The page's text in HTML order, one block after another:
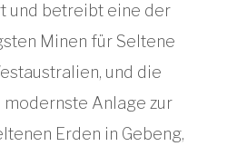
und betreibt eine der
Minen für Seltene
und die
Anlage zur
Erden in Gebeng,